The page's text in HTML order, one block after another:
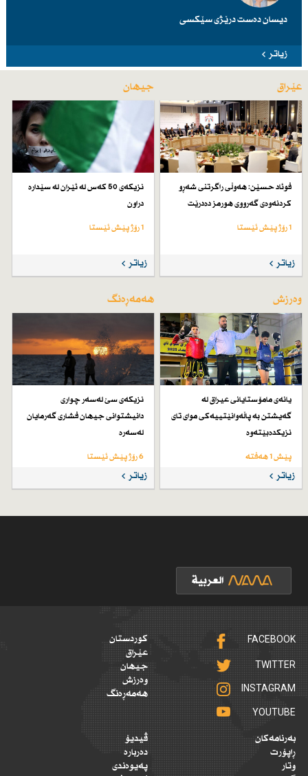
دیسان دەست درێژی سێكسی
زیاتر
عێراق
فوئاد حسێن: هەوڵی راگرتنی شەڕو
كردنەوەی گەرووی هورمز دەدرێت
1 رۆژ پێش ئێستا
زیاتر
جیهان
نزیكەی 50 كەس لە ئێران لە سێدارە
دراون
1 رۆژ پێش ئێستا
زیاتر
وەرزش
یانەی مامۆستایانی عیراق لە
گەیشتن بە پاڵەوانێتییەكی موای تای
نزیكدەبێتەوە
پێش 1 هەفتە
زیاتر
هەمەڕەنگ
نزیكەی سێ لەسەر چواری
دانیشتوانی جیهان فشاری گەرمایان
لەسەرە
6 رۆژ پێش ئێستا
زیاتر
FACEBOOK
TWITTER
INSTAGRAM
YOUTUBE
کوردستان
عێراق
جیهان
وەرزش
هەمەڕەنگ
بەرنامەکان
ڕاپۆرت
وتار
ڤیدیۆ
دەربارە
پەیوەندی